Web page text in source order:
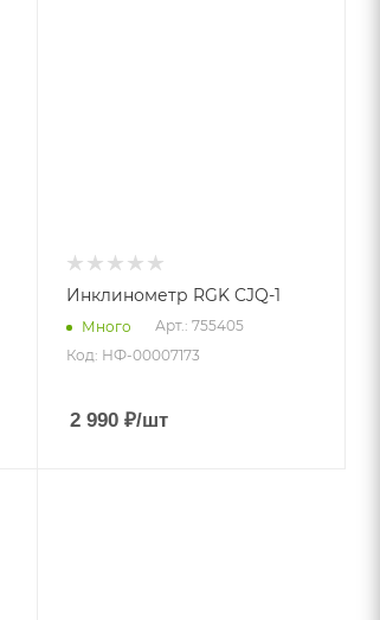
Инклинометр RGK CJQ-1
Много
Арт.: 755405
Код: НФ-00007173
2 990 ₽/шт